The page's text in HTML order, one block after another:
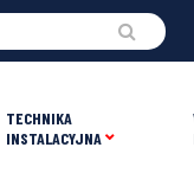
TECHNIKA
INSTALACYJNA